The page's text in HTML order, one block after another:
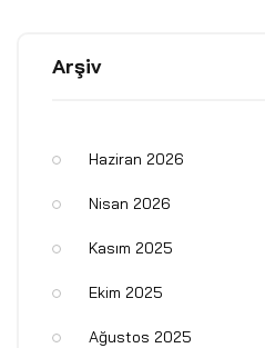
Arşiv
Haziran 2026
Nisan 2026
Kasım 2025
Ekim 2025
Ağustos 2025